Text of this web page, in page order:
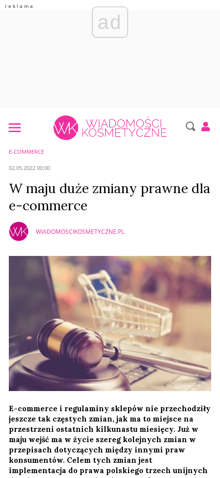
ad
E-COMMERCE
02.05.2022 00:00
W maju duże zmiany prawne dla
e-commerce
WIADOMOSCIKOSMETYCZNE.PL
E-commerce i regulaminy sklepów nie przechodziły
jeszcze tak częstych zmian, jak ma to miejsce na
przestrzeni ostatnich kilkunastu miesięcy. Już w
maju wejść ma w życie szereg kolejnych zmian w
przepisach dotyczących między innymi praw
konsumentów. Celem tych zmian jest
implementacja do prawa polskiego trzech unijnych